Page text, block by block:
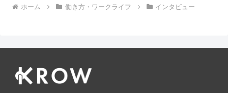
ホーム 働き方・ワークライフ インタビュー